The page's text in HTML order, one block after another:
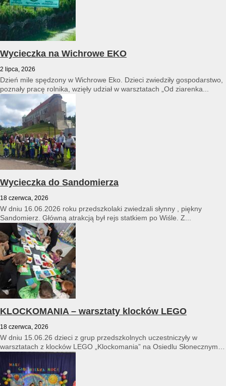
Wycieczka na Wichrowe EKO
2 lipca, 2026
Dzień mile spędzony w Wichrowe Eko. Dzieci zwiedziły gospodarstwo,
poznały pracę rolnika, wzięły udział w warsztatach „Od ziarenka...
Wycieczka do Sandomierza
18 czerwca, 2026
W dniu 16.06.2026 roku przedszkolaki zwiedzali słynny , piękny
Sandomierz. Główną atrakcją był rejs statkiem po Wiśle. Z...
KLOCKOMANIA – warsztaty klocków LEGO
18 czerwca, 2026
W dniu 15.06.26 dzieci z grup przedszkolnych uczestniczyły w
warsztatach z klocków LEGO „Klockomania” na Osiedlu Słonecznym